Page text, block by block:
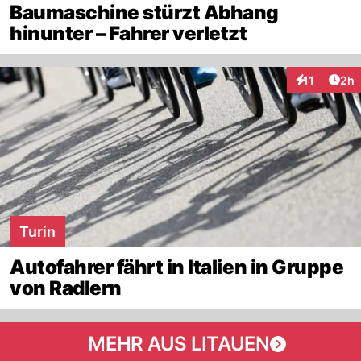
Baumaschine stürzt Abhang
hinunter – Fahrer verletzt
11 2h
Turin
Autofahrer fährt in Italien in Gruppe
von Radlern
MEHR AUS LITAUEN